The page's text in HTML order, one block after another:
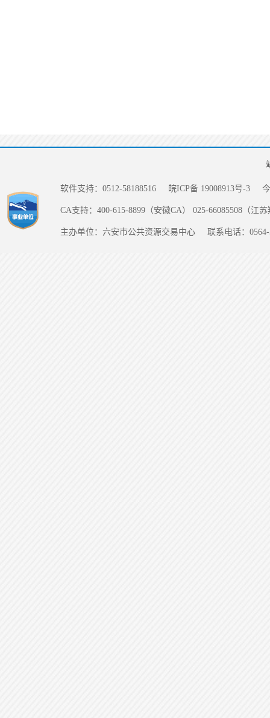
软件支持：0512-58188516 皖ICP备 19008913号-3
CA支持：400-615-8899（安徽CA） 025-66085508（江
主办单位：六安市公共资源交易中心 联系电话：0564-